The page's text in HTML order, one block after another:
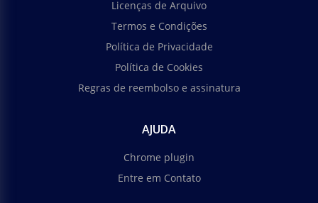
Licenças de Arquivo
Termos e Condições
Política de Privacidade
Política de Cookies
Regras de reembolso e assinatura
AJUDA
Chrome plugin
Entre em Contato